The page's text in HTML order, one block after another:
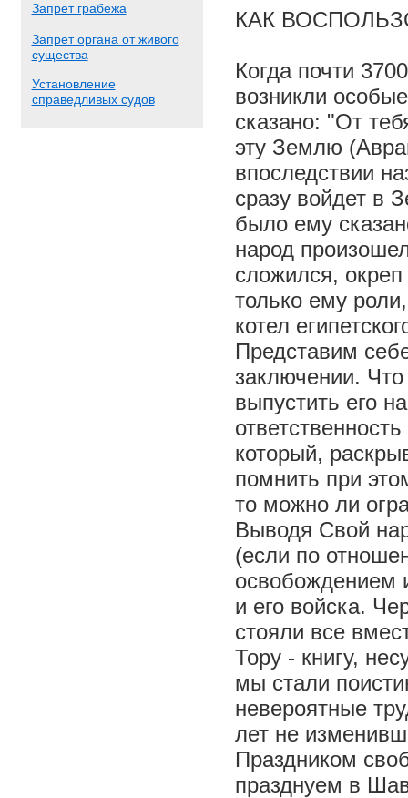
Запрет грабежа
Запрет органа от живого
существа
Установление
справедливых судов
КАК
Когда почти
возникли
сказано: "От
эту Землю
впоследствии
сразу войдет в
было ему
народ
сложился,
только ему
котел
Представим
заключении.
выпустить его
который,
помнить при
то можно ли
Выводя Свой
(если по
освобождением
и его войска.
стояли все
Тору - книгу,
мы стали
невероятные
лет не
Праздником
празднуем в